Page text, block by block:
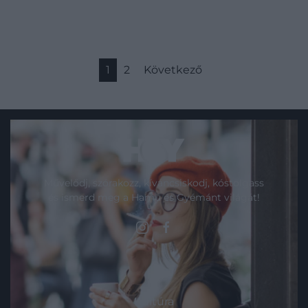
1 2 Következő
Művelődj, szórakozz, kíváncsiskodj, kóstolgass
és ismerd meg a Hamu és Gyémánt világát!
ROVATOK
Kultúra